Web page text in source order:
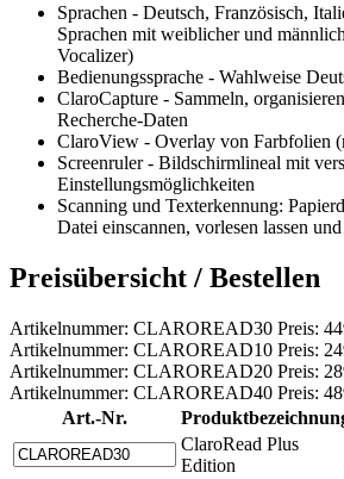
Sprachen - Deutsch, Französisch,
Sprachen mit weiblicher und
Vocalizer)
Bedienungssprache - Wahlweise
ClaroCapture - Sammeln,
Recherche-Daten
ClaroView - Overlay von Farbfolien
Screenruler - Bildschirmlineal mit
Einstellungsmöglichkeiten
Scanning und Texterkennung:
Datei einscannen, vorlesen lassen
Preisübersicht / Bestellen
Artikelnummer: CLAROREAD30 Preis:
Artikelnummer: CLAROREAD10 Preis:
Artikelnummer: CLAROREAD20 Preis:
Artikelnummer: CLAROREAD40 Preis:
Art.-Nr.
ClaroRead Plus
Edition